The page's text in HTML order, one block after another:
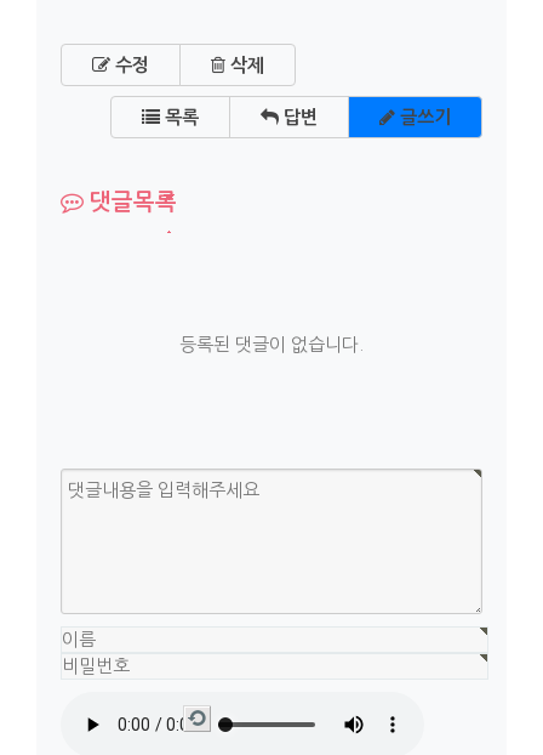
수정 삭제
목록 답변 글쓰기
댓글목록
등록된 댓글이 없습니다.
새